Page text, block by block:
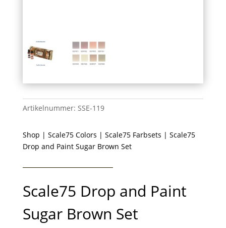
Artikelnummer: SSE-119
Shop | Scale75 Colors | Scale75 Farbsets | Scale75
Drop and Paint Sugar Brown Set
Scale75 Drop and Paint
Sugar Brown Set